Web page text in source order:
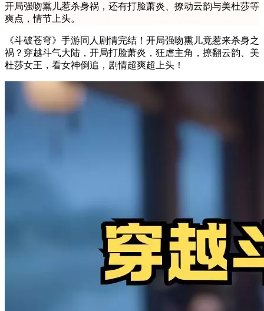
开局强吻熏儿惹杀身祸，还有打脸萧炎、撩动云韵与美杜莎等
爽点，情节上头。
《斗破苍穹》手游同人剧情完结！开局强吻熏儿竟惹来杀身之
祸？穿越斗气大陆，开局打脸萧炎，狂虐主角，撩翻云韵、美
杜莎女王，看女神倒追，剧情超爽超上头！